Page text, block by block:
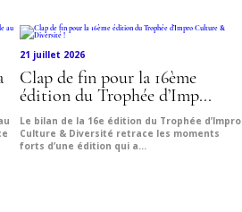
21 juillet 2026
Clap de fin pour la 16ème
édition du Trophée d’Imp...
Le bilan de la 16e édition du Trophée d’Impro
Culture & Diversité retrace les moments
forts d’une édition qui a...